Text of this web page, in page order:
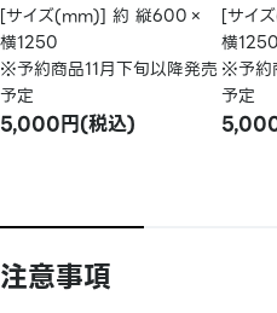
[サイズ(mm)] 約 縦600×
横1250
※予約商品11月下旬以降発売
予定
5,000円(税込)
[サイ
横1250
※予約
予定
注意事項